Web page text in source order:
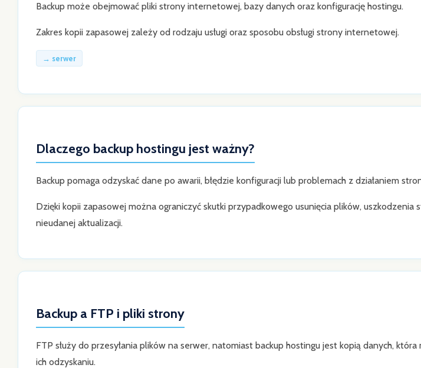
Backup może obejmować pliki strony internetowej, bazy danych oraz konfigurację hostingu.
Zakres kopii zapasowej zależy od rodzaju usługi oraz sposobu obsługi strony internetowej.
→ serwer
Dlaczego backup hostingu jest ważny?
Backup pomaga odzyskać dane po awarii, błędzie konfiguracji lub problemach z działaniem
Dzięki kopii zapasowej można ograniczyć skutki przypadkowego usunięcia plików, uszkodzenia
nieudanej aktualizacji.
Backup a FTP i pliki strony
FTP służy do przesyłania plików na serwer, natomiast backup hostingu jest kopią danych,
ich odzyskaniu.